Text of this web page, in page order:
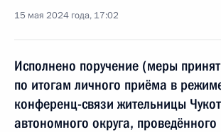
15 мая 2024 года, 17:02
Исполнено поручение (меры
по итогам личного приёма в
конференц-связи жительницы
автономного округа,